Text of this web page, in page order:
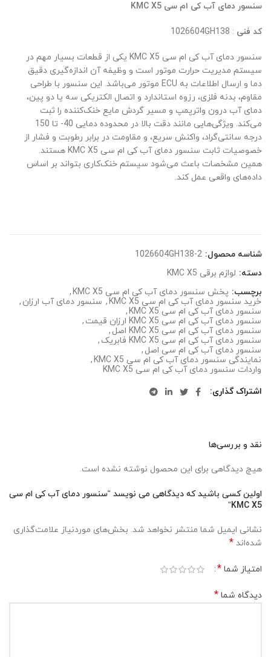
سنسور دمای آب کی ام سی KMC X5
کد فنی : 1026604GH138
سنسور دمای آب کی ام سی KMC X5 یکی از قطعات بسیار مهم در
سیستم مدیریت حرارت موتور است و وظیفه آن اندازه‌گیری دقیق
دما و ارسال اطلاعات به ECU موتور می‌باشد. این سنسور با طراحی
مقاوم، بدنه فلزی، رزوه استاندارد و اتصال الکتریکی سه یا دو پین،
دمای آب درون واترپمپ و مسیر گردش مایع خنک‌کننده را ثبت
می‌کند. ویژگی‌هایی مانند دقت بالا در محدوده دمایی 40- تا 150
درجه سانتی‌گراد، واکنش سریع، و مقاومت در برابر رطوبت و فشار از
خصوصیات ثابت سنسور دمای آب کی ام سی KMC X5 هستند.
همین مشخصات باعث می‌شود سیستم خنک‌کاری بتواند بر اساس
داده‌های واقعی عمل کند.
شناسه محصول: 1026604GH138-2
دسته: لوازم برقی KMC X5
برچسب: پخش سنسور دمای آب کی ام سی KMC X5
,
خرید سنسور دمای آب کی ام سی KMC X5
, سنسور دمای آب ارزان ,
سنسور دمای آب کی ام سی KMC X5
,
سنسور دمای آب کی ام سی KMC X5 ارزان قیمت
,
سنسور دمای آب کی ام سی KMC X5 اصل
,
سنسور دمای آب کی ام سی KMC X5 فابریک
,
سنسور دمای آب کی ام سی اصل ,
نمایندگی سنسور دمای آب کی ام سی KMC X5
,
واردات سنسور دمای آب کی ام سی KMC X5
اشتراک گذاری
نقد و بررسی‌ها
هیچ دیدگاهی برای این محصول نوشته نشده است.
اولین کسی باشید که دیدگاهی می نویسد “سنسور دمای آب کی ام سی
KMC X5”
نشانی ایمیل شما منتشر نخواهد شد. بخش‌های موردنیاز علامت‌گذاری
شده‌اند *
امتیاز شما *
دیدگاه شما *